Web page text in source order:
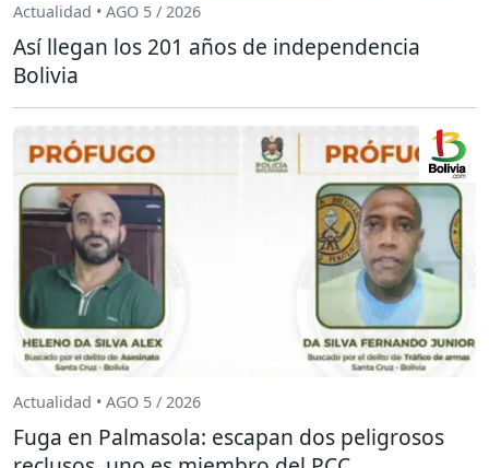
Actualidad • AGO 5 / 2026
Así llegan los 201 años de independencia
Bolivia
Actualidad • AGO 5 / 2026
Fuga en Palmasola: escapan dos peligrosos